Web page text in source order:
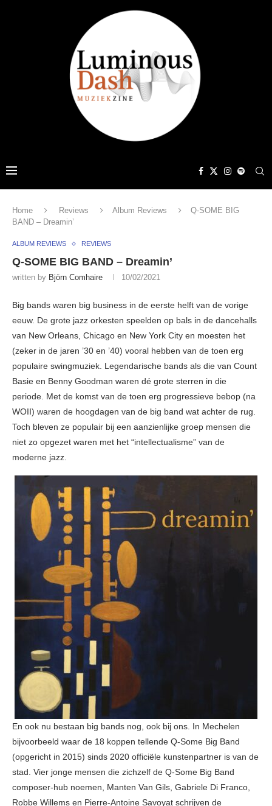
Home Reviews Album Reviews
Q-SOME BIG
BAND – Dreamin’
ALBUM REVIEWS REVIEWS
Q-SOME BIG BAND – Dreamin’
written by Björn Comhaire 10/02/2021
Big bands waren big business in de eerste helft van de vorige
eeuw. De grote jazz orkesten speelden op bals in de dancehalls
van New Orleans, Chicago en New York City en moesten het
(zeker in de jaren ’30 en ’40) vooral hebben van de toen erg
populaire swingmuziek. Legendarische bands als die van Count
Basie en Benny Goodman waren dé grote sterren in die
periode. Met de komst van de toen erg progressieve bebop (na
WOII) waren de hoogdagen van de big band wat achter de rug.
Toch bleven ze populair bij een aanzienlijke groep mensen die
niet zo opgezet waren met het “intellectualisme” van de
moderne jazz.
En ook nu bestaan big bands nog, ook bij ons. In Mechelen
bijvoorbeeld waar de 18 koppen tellende Q-Some Big Band
(opgericht in 2015) sinds 2020 officiële kunstenpartner is van de
stad. Vier jonge mensen die zichzelf de Q-Some Big Band
composer-hub noemen, Manten Van Gils, Gabriele Di Franco,
Robbe Willems en Pierre-Antoine Savoyat schrijven de